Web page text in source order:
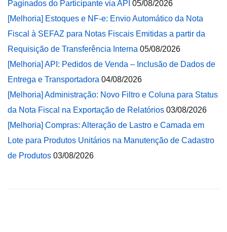
Paginados do Participante via API 05/08/2026
[Melhoria] Estoques e NF-e: Envio Automático da Nota
Fiscal à SEFAZ para Notas Fiscais Emitidas a partir da
Requisição de Transferência Interna 05/08/2026
[Melhoria] API: Pedidos de Venda – Inclusão de Dados de
Entrega e Transportadora 04/08/2026
[Melhoria] Administração: Novo Filtro e Coluna para Status
da Nota Fiscal na Exportação de Relatórios 03/08/2026
[Melhoria] Compras: Alteração de Lastro e Camada em
Lote para Produtos Unitários na Manutenção de Cadastro
de Produtos 03/08/2026